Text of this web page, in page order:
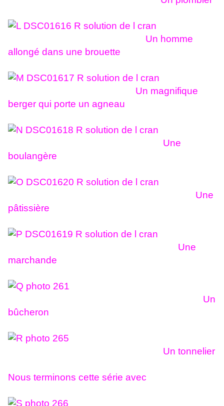
Un homme
allongé dans une brouette
Un magnifique
berger qui porte un agneau
Une
boulangère
Une
pâtissière
Une
marchande
Un
bûcheron
Un tonnelier
Nous terminons cette série avec